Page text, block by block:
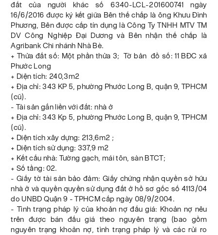
đất của người khác số 6340-LCL-201600741 ngày
16/6/2016 được ký kết giữa Bên thế chấp là ông Khưu Đình
Phương, Bên được cấp tín dụng là Công Ty TNHH MTV TM
DV Công Nghiệp Đại Dương và Bên nhận thế chấp là
Agribank Chi nhánh Nhà Bè.
+ Thửa đất số: Một phần thửa 3; Tờ bản đồ số: 11 BĐC xã
Phước Long
+ Diện tích: 240,3m2
+ Địa chỉ: 343 KP 5, phường Phước Long B, quận 9, TPHCM
(cũ).
- Tài sản gắn liền với đất: nhà ở
+ Địa chỉ: 343 Kp 5, phường Phước Long B, quận 9, TPHCM
(cũ).
+ Diện tích xây dựng: 213,6m2 ;
+ Diện tích sử dụng: 337,9 m2
+ Kết cấu nhà: Tường gạch, mái tôn, sàn BTCT;
+ Số tầng: 02.
- Giấy tờ tài sản bảo đảm: Giấy chứng nhận quyền sở hữu
nhà ở và quyền quyền sử dụng đất ở hồ sơ gốc số 4113/04
do UNBD Quận 9 - TPHCM cấp ngày 08/9/2004.
- Tình trạng pháp lý của khoản nợ đấu giá: Khoản nợ nêu
trên được bán đấu giá theo nguyên trạng (bao gồm
nguyên trạng khoản nợ, tình trạng pháp lý và các rủi ro